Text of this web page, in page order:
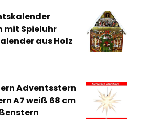
mit Spieluhr
aus Holz
Adventsstern
A7 weiß 68 cm